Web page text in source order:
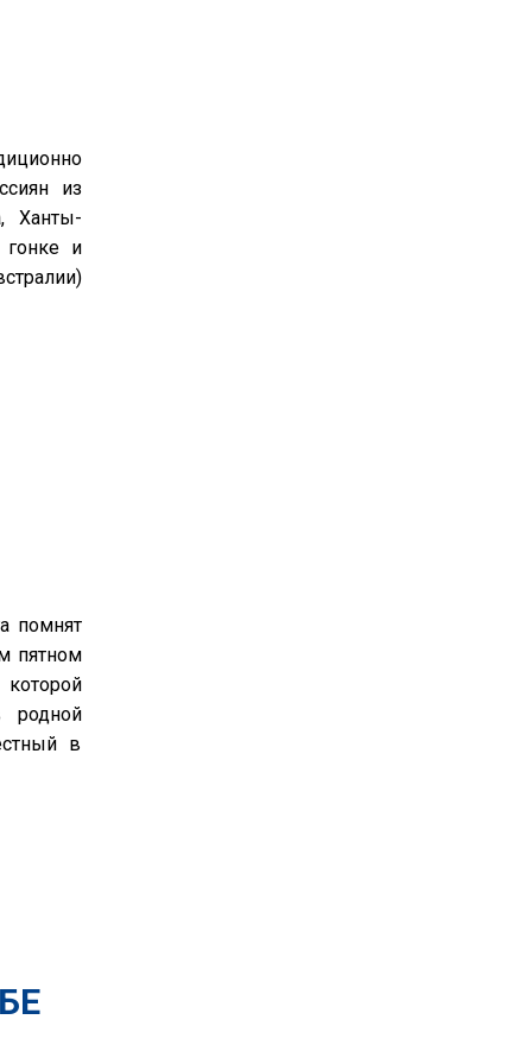
из
Ханты-
гонке и
помнят
пятном
родной
в